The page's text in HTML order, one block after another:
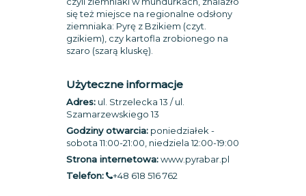
się też miejsce na regionalne odsłony
ziemniaka: Pyrę z Bzikiem (czyt.
gzikiem), czy kartofla zrobionego na
szaro (szarą kluskę).
Użyteczne informacje
Adres:ul. Strzelecka 13 / ul.
Szamarzewskiego 13
Godziny otwarcia:poniedziałek -
sobota 11:00-21:00, niedziela 12:00-19:00
Strona internetowa: www.pyrabar.pl
Telefon:
+48 618 516 762